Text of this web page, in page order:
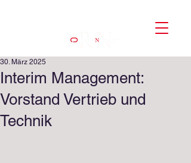
Interim Management:
Vorstand Vertrieb und
Technik
30. März 2025